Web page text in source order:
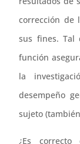
corrección de
sus fines. Tal
función
la
desempeño
sujeto
¿Es